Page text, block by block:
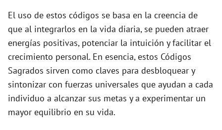
El uso de estos códigos se basa en la creencia de
que al integrarlos en la vida diaria, se pueden atraer
energías positivas, potenciar la intuición y facilitar el
crecimiento personal. En esencia, estos Códigos
Sagrados sirven como claves para desbloquear y
sintonizar con fuerzas universales que ayudan a cada
individuo a alcanzar sus metas y a experimentar un
mayor equilibrio en su vida.